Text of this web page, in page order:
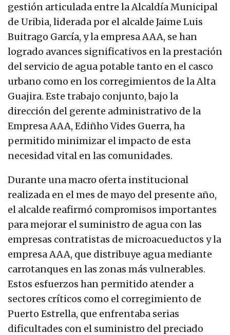
gestión articulada entre la Alcaldía Municipal
de Uribia, liderada por el alcalde Jaime Luis
Buitrago García, y la empresa AAA, se han
logrado avances significativos en la prestación
del servicio de agua potable tanto en el casco
urbano como en los corregimientos de la Alta
Guajira. Este trabajo conjunto, bajo la
dirección del gerente administrativo de la
Empresa AAA, Ediñho Vides Guerra, ha
permitido minimizar el impacto de esta
necesidad vital en las comunidades.
Durante una macro oferta institucional
realizada en el mes de mayo del presente año,
el alcalde reafirmó compromisos importantes
para mejorar el suministro de agua con las
empresas contratistas de microacueductos y la
empresa AAA, que distribuye agua mediante
carrotanques en las zonas más vulnerables.
Estos esfuerzos han permitido atender a
sectores críticos como el corregimiento de
Puerto Estrella, que enfrentaba serias
dificultades con el suministro del preciado